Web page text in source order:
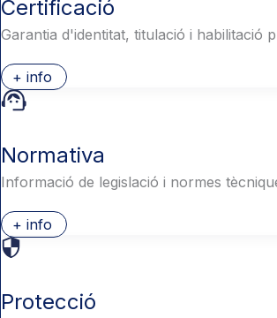
Certificació
Garantia d'identitat, titulació i habilitació
+ info
Normativa
Informació de legislació i normes
+ info
Protecció